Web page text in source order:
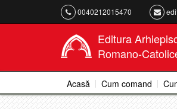
0040212015470
Editura
Romano-
Acasă Cum comand